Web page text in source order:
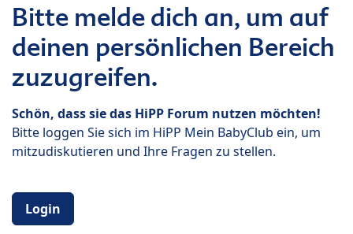
Bitte melde dich an, um auf
deinen persönlichen Bereich
zuzugreifen.
Schön, dass sie das HiPP Forum nutzen möchten!
Bitte loggen Sie sich im HiPP Mein BabyClub ein, um
mitzudiskutieren und Ihre Fragen zu stellen.
Login